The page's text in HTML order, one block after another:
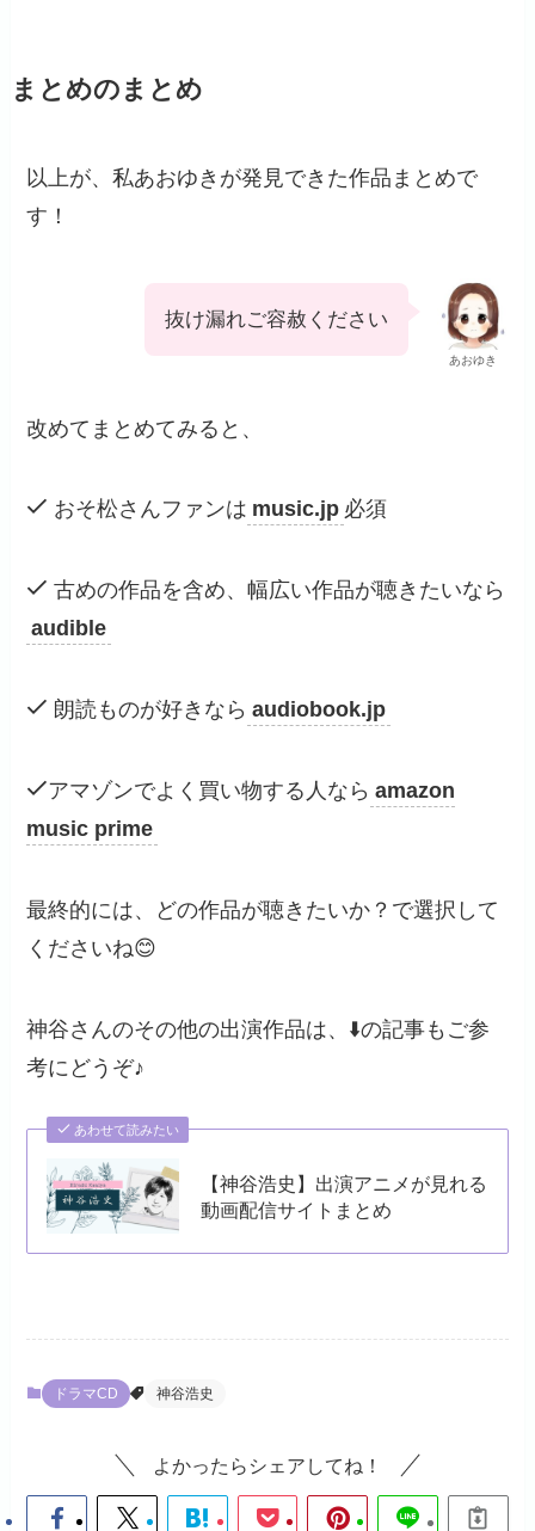
まとめのまとめ
以上が、私あおゆきが発見できた作品まとめで
す！
あおゆき
抜け漏れご容赦ください
改めてまとめてみると、
おそ松さんファンは music.jp 必須
古めの作品を含め、幅広い作品が聴きたいなら
audible
朗読ものが好きなら audiobook.jp
アマゾンでよく買い物する人なら amazon
music prime
最終的には、どの作品が聴きたいか？で選択して
くださいね😊
神谷さんのその他の出演作品は、⬇️の記事もご参
考にどうぞ♪
あわせて読みたい
【神谷浩史】出演アニメが見れる
動画配信サイトまとめ
ドラマCD 神谷浩史
よかったらシェアしてね！